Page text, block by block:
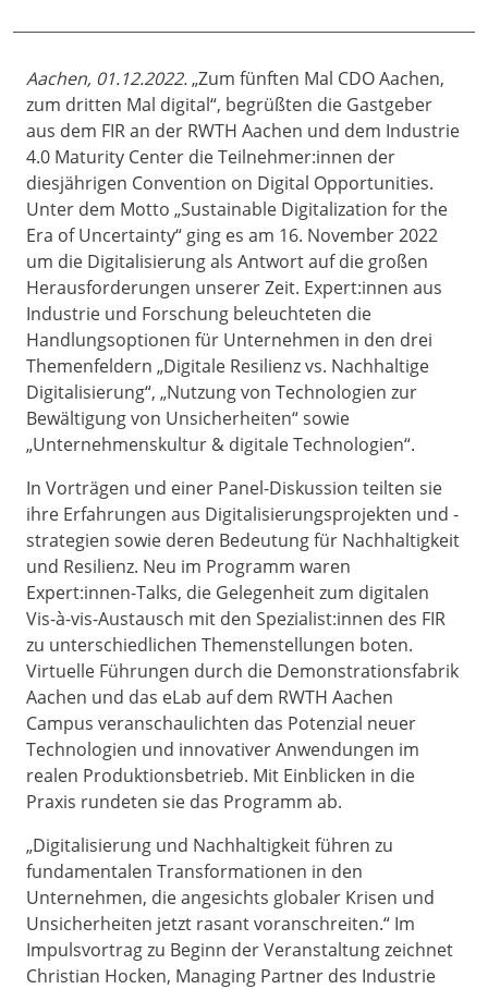
Aachen, 01.12.2022.„Zum fünften Mal CDO Aachen,
zum dritten Mal digital“, begrüßten die Gastgeber
aus dem FIR an der RWTH Aachen und dem Industrie
4.0 Maturity Center die Teilnehmer:innen der
diesjährigen Convention on Digital Opportunities.
Unter dem Motto „Sustainable Digitalization for the
Era of Uncertainty“ ging es am 16. November 2022
um die Digitalisierung als Antwort auf die großen
Herausforderungen unserer Zeit. Expert:innen aus
Industrie und Forschung beleuchteten die
Handlungsoptionen für Unternehmen in den drei
Themenfeldern „Digitale Resilienz vs. Nachhaltige
Digitalisierung“, „Nutzung von Technologien zur
Bewältigung von Unsicherheiten“ sowie
„Unternehmenskultur & digitale Technologien“.
In Vorträgen und einer Panel-Diskussion teilten sie
ihre Erfahrungen aus Digitalisierungsprojekten und -
strategien sowie deren Bedeutung für Nachhaltigkeit
und Resilienz. Neu im Programm waren
Expert:innen-Talks, die Gelegenheit zum digitalen
Vis-à-vis-Austausch mit den Spezialist:innen des FIR
zu unterschiedlichen Themenstellungen boten.
Virtuelle Führungen durch die Demonstrationsfabrik
Aachen und das eLab auf dem RWTH Aachen
Campus veranschaulichten das Potenzial neuer
Technologien und innovativer Anwendungen im
realen Produktionsbetrieb. Mit Einblicken in die
Praxis rundeten sie das Programm ab.
„Digitalisierung und Nachhaltigkeit führen zu
fundamentalen Transformationen in den
Unternehmen, die angesichts globaler Krisen und
Unsicherheiten jetzt rasant voranschreiten.“ Im
Impulsvortrag zu Beginn der Veranstaltung zeichnet
Christian Hocken, Managing Partner des Industrie